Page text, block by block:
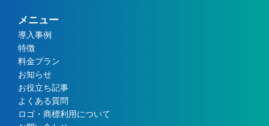
メニュー
導入事例
特徴
料金プラン
お知らせ
お役立ち記事
よくある質問
ロゴ・商標利用について